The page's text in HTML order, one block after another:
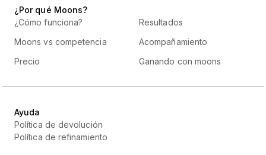
¿Por qué Moons?
¿Cómo funciona?
Moons vs competencia
Precio
Resultados
Acompañamiento
Ganando con moons
Ayuda
Política de devolución
Política de refinamiento